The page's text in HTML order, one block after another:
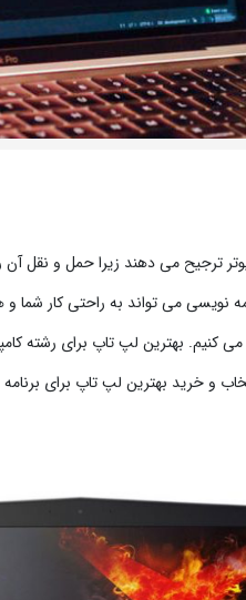
ترجیح می دهند زیرا حمل و نقل
نویسی می تواند به راحتی کار
کنیم. بهترین لپ تاپ برای رشته
بهترین لپ تاپ برای برنامه نویسی 2023